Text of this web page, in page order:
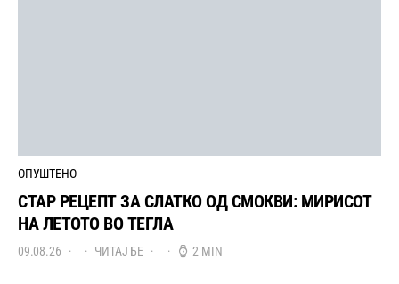
ОПУШТЕНО
СТАР РЕЦЕПТ ЗА СЛАТКО ОД СМОКВИ: МИРИСОТ
НА ЛЕТОТО ВО ТЕГЛА
09.08.26 ЧИТАЈ БЕ 2 MIN